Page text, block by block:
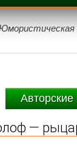
Авторские
—